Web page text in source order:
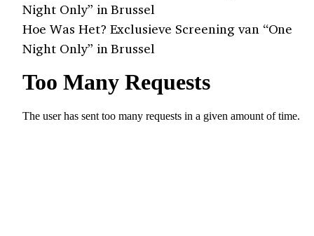
Night Only” in Brussel
Hoe Was Het? Exclusieve Screening van “One
Night Only” in Brussel